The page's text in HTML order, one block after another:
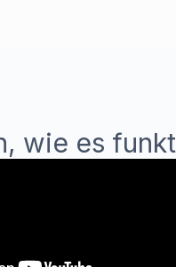
wie es